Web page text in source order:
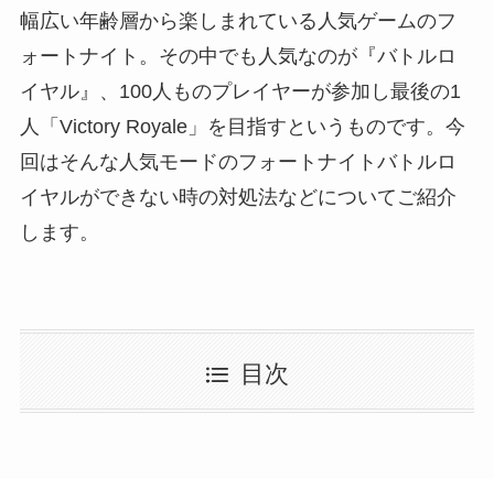
幅広い年齢層から楽しまれている人気ゲームのフ
ォートナイト。その中でも人気なのが『バトルロ
イヤル』、100人ものプレイヤーが参加し最後の1
人「Victory Royale」を目指すというものです。今
回はそんな人気モードのフォートナイトバトルロ
イヤルができない時の対処法などについてご紹介
します。
目次